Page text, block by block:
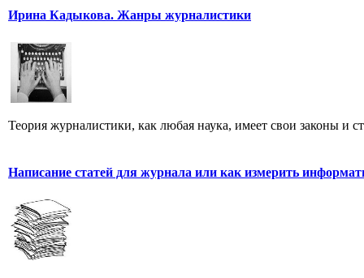
Ирина Кадыкова. Жанры журналистики
Теория журналистики, как любая наука, имеет свои законы и
Написание статей для журнала или как измерить